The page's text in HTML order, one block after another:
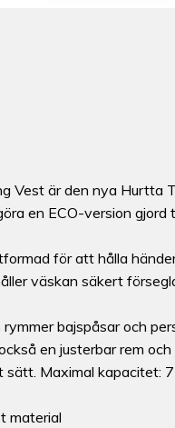
Vest är den nya Hurtta
en ECO-version
för att hålla
väskan säkert
bajspåsar och
en justerbar rem
Maximal kapacitet: 7
material